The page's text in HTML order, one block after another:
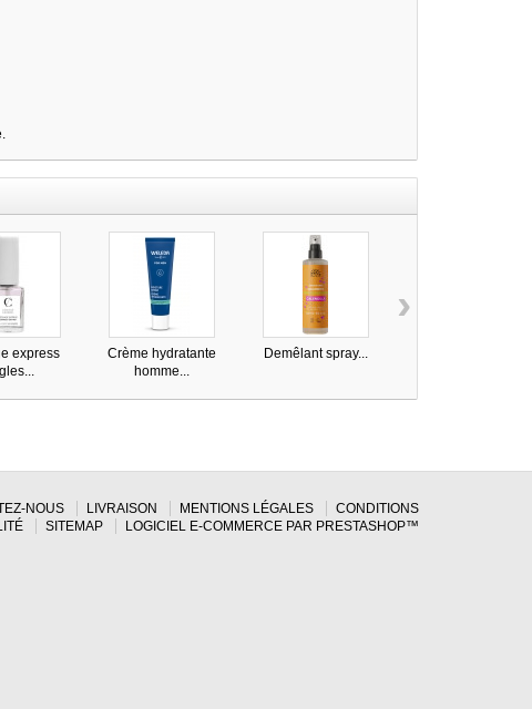
express
Crème hydratante
homme...
Demêlant spray...
›
NOUS LIVRAISON MENTIONS LÉGALES
CONDITIONS
SITEMAP LOGICIEL E-COMMERCE PAR PRESTASHOP™